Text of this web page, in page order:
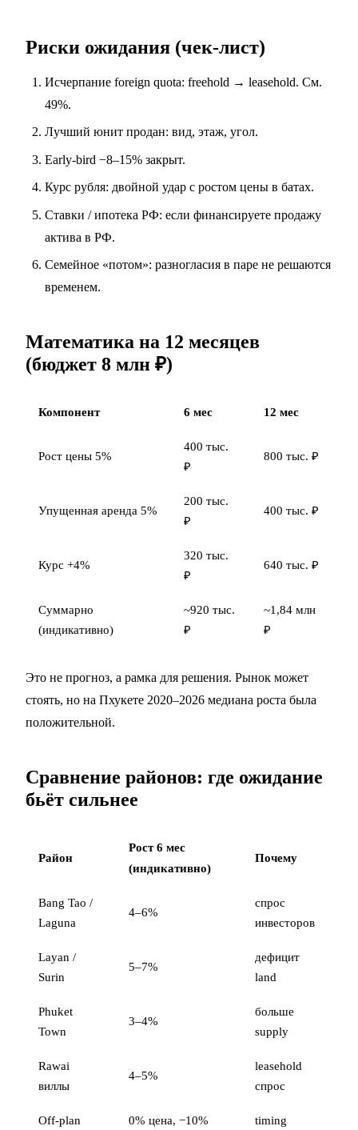
Риски ожидания (чек-лист)
Исчерпание foreign quota: freehold → leasehold. См.
49%.
Лучший юнит продан: вид, этаж, угол.
Early-bird −8–15% закрыт.
Курс рубля: двойной удар с ростом цены в батах.
Ставки / ипотека РФ: если финансируете продажу
актива в РФ.
Семейное «потом»: разногласия в паре не решаются
временем.
Математика на 12 месяцев
(бюджет 8 млн ₽)
Компонент 6 мес 12 мес
Рост цены 5%
400 тыс.
₽
800 тыс. ₽
Упущенная аренда 5%
200 тыс.
₽
400 тыс. ₽
Курс +4%
320 тыс.
₽
640 тыс. ₽
Суммарно
(индикативно)
~920 тыс.
₽
~1,84 млн
₽
Это не прогноз, а рамка для решения. Рынок может
стоять, но на Пхукете 2020–2026 медиана роста была
положительной.
Сравнение районов: где ожидание
бьёт сильнее
Район
Рост 6 мес
(индикативно)
Почему
Bang Tao /
Laguna
4–6%
спрос
инвесторов
Layan /
Surin
5–7%
дефицит
land
Phuket
Town
3–4%
больше
supply
Rawai
виллы
4–5%
leasehold
спрос
Off-plan
0% цена, −10%
timing